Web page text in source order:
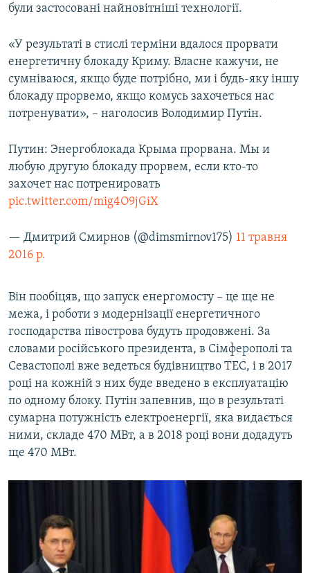
були застосовані найновітніші технології.
«У результаті в стислі терміни вдалося прорвати
енергетичну блокаду Криму. Власне кажучи, не
сумніваюся, якщо буде потрібно, ми і будь-яку іншу
блокаду прорвемо, якщо комусь захочеться нас
потренувати», – наголосив Володимир Путін.
Путин: Энергоблокада Крыма прорвана. Мы и
любую другую блокаду прорвем, если кто-то
захочет нас потренировать
pic.twitter.com/mig4O9jGiX
— Дмитрий Смирнов (@dimsmirnov175) 11 травня
2016 р.
Він пообіцяв, що запуск енергомосту – це ще не
межа, і роботи з модернізації енергетичного
господарства півострова будуть продовжені. За
словами російського президента, в Сімферополі та
Севастополі вже ведеться будівництво ТЕС, і в 2017
році на кожній з них буде введено в експлуатацію
по одному блоку. Путін запевнив, що в результаті
сумарна потужність електроенергії, яка видається
ними, складе 470 МВт, а в 2018 році вони додадуть
ще 470 МВт.